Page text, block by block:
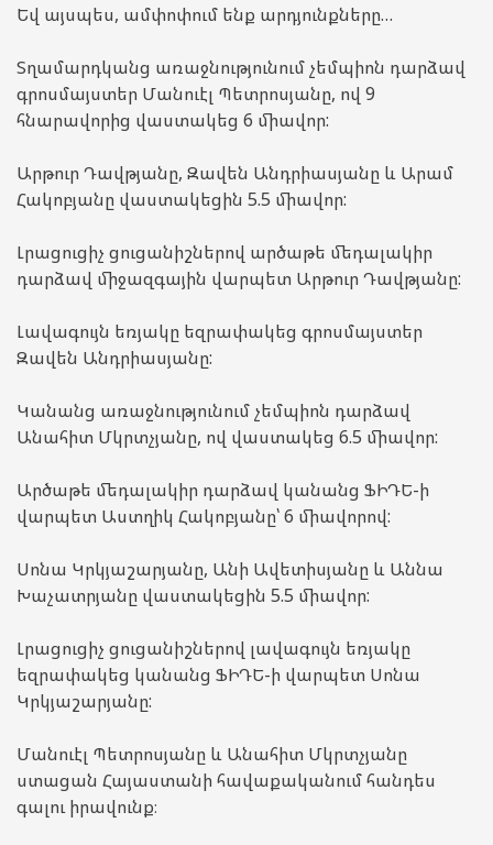
Եվ այսպես, ամփոփում ենք արդյունքները…
Տղամարդկանց առաջնությունում չեմպիոն դարձավ
գրոսմայստեր Մանուէլ Պետրոսյանը, ով 9
հնարավորից վաստակեց 6 միավոր:
Արթուր Դավթյանը, Զավեն Անդրիասյանը և Արամ
Հակոբյանը վաստակեցին 5.5 միավոր:
Լրացուցիչ ցուցանիշներով արծաթե մեդալակիր
դարձավ միջազգային վարպետ Արթուր Դավթյանը:
Լավագույն եռյակը եզրափակեց գրոսմայստեր
Զավեն Անդրիասյանը:
Կանանց առաջնությունում չեմպիոն դարձավ
Անահիտ Մկրտչյանը, ով վաստակեց 6.5 միավոր:
Արծաթե մեդալակիր դարձավ կանանց ՖԻԴԵ-ի
վարպետ Աստղիկ Հակոբյանը՝ 6 միավորով:
Սոնա Կրկյաշարյանը, Անի Ավետիսյանը և Աննա
Խաչատրյանը վաստակեցին 5.5 միավոր:
Լրացուցիչ ցուցանիշներով լավագույն եռյակը
եզրափակեց կանանց ՖԻԴԵ-ի վարպետ Սոնա
Կրկյաշարյանը:
Մանուէլ Պետրոսյանը և Անահիտ Մկրտչյանը
ստացան Հայաստանի հավաքականում հանդես
գալու իրավունք։